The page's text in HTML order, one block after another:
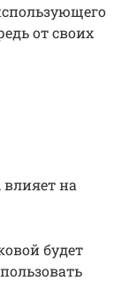
от своих
на
будет